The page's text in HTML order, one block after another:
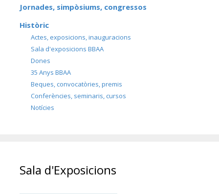
Jornades, simpòsiums, congressos
Històric
Actes, exposicions, inauguracions
Sala d'exposicions BBAA
Dones
35 Anys BBAA
Beques, convocatòries, premis
Conferències, seminaris, cursos
Notícies
Sala d'Exposicions